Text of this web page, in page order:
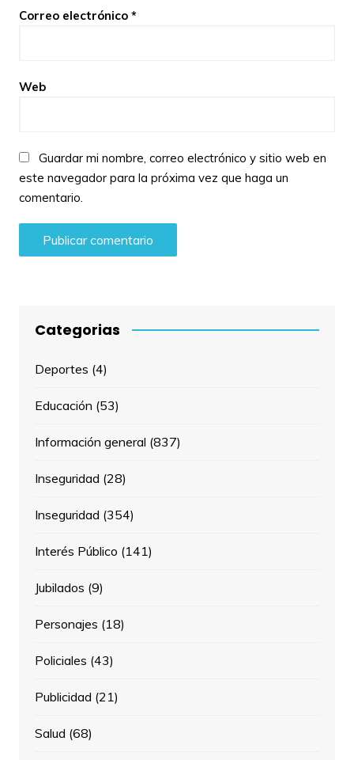
Correo electrónico *
Web
Guardar mi nombre, correo electrónico y sitio web en
este navegador para la próxima vez que haga un
comentario.
Categorias
Deportes (4)
Educación (53)
Información general (837)
Inseguridad (28)
Inseguridad (354)
Interés Público (141)
Jubilados (9)
Personajes (18)
Policiales (43)
Publicidad (21)
Salud (68)